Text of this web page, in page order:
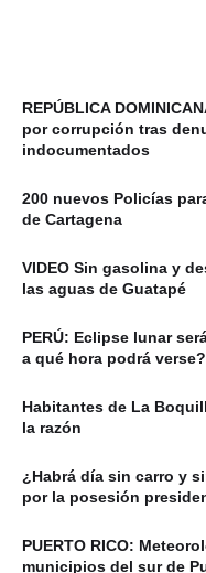
REPÚBLICA
por corrupción tras
indocumentados
200 nuevos Policías
de Cartagena
VIDEO Sin gasolina y
las aguas de Guatapé
PERÚ: Eclipse lunar
a qué hora podrá verse?
Habitantes de La
la razón
¿Habrá día sin carro y
por la posesión
PUERTO RICO:
municipios del sur de